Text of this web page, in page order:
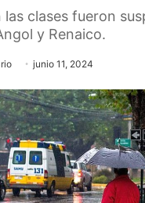
las clases fueron
y Renaico.
junio 11, 2024